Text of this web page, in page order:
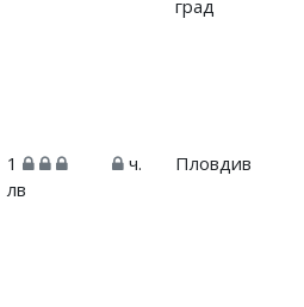
град
1
лв
ч. Пловдив